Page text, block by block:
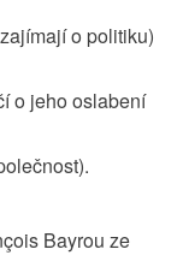
o politiku)
o jeho oslabení
Bayrou ze